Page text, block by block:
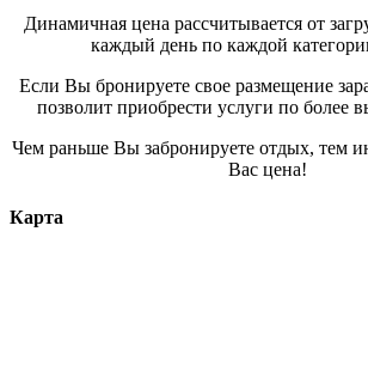
Динамичная цена рассчитывается от
каждый день по каждой
Если Вы бронируете свое размещение
позволит приобрести услуги по более
Чем раньше Вы забронируете отдых, тем
Вас цена!
Карта